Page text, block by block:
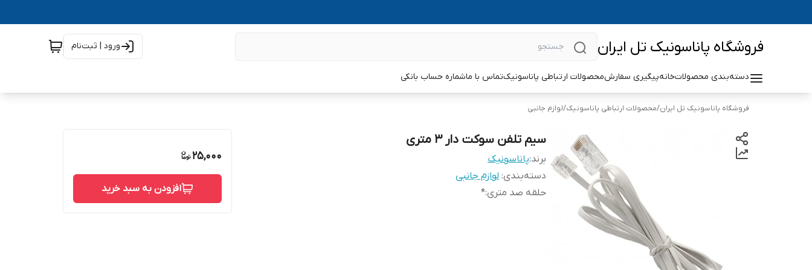
فروشگاه پاناسونیک تل ایران ورود | ثبت‌نام
دسته‌بندی محصولاتخانهپیگیری سفارشمحصولات ارتباطی پاناسونیکتماس با ماشماره حساب بانکی
فروشگاه پاناسونیک تل ایران/محصولات ارتباطی پاناسونیک/لوازم جانبی
سیم تلفن سوکت دار 3 متری
برند:پاناسونیک
دسته‌بندی: لوازم جانبی
حلقه صد متری:
*
25,000
افزودن به سبد خرید